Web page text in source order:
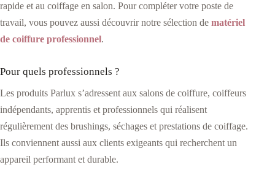
rapide et au coiffage en salon. Pour compléter votre poste de
travail, vous pouvez aussi découvrir notre sélection de matériel
de coiffure professionnel.
Pour quels professionnels ?
Les produits Parlux s’adressent aux salons de coiffure, coiffeurs
indépendants, apprentis et professionnels qui réalisent
régulièrement des brushings, séchages et prestations de coiffage.
Ils conviennent aussi aux clients exigeants qui recherchent un
appareil performant et durable.